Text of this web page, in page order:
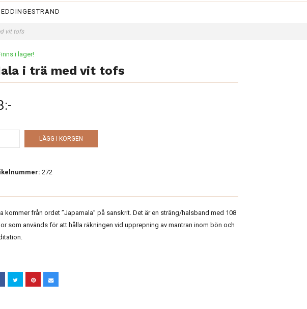
vit tofs
i lager!
i trä med vit tofs
LÄGG I KORGEN
272
kommer från ordet ”Japamala” på sanskrit. Det är en sträng/halsband med 108
som används för att hålla räkningen vid upprepning av mantran inom bön och